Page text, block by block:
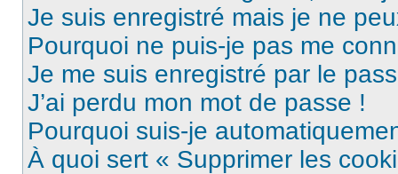
Je suis enregistré mais je ne
Pourquoi ne puis-je pas me
Je me suis enregistré par le
J’ai perdu mon mot de passe !
Pourquoi suis-je
À quoi sert « Supprimer les